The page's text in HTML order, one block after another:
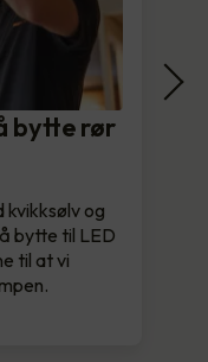
bytte rør
kvikksølv og
bytte til LED
til at vi